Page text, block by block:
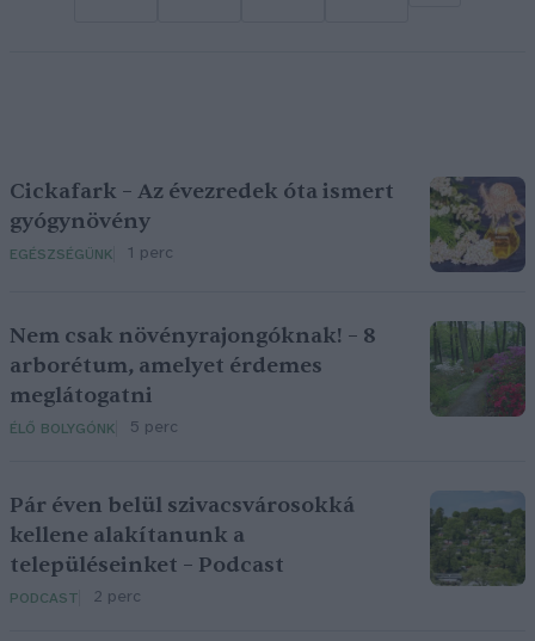
Cickafark – Az évezredek óta ismert
gyógynövény
EGÉSZSÉGÜNK 1 perc
Nem csak növényrajongóknak! – 8
arborétum, amelyet érdemes
meglátogatni
ÉLŐ BOLYGÓNK 5 perc
Pár éven belül szivacsvárosokká
kellene alakítanunk a
településeinket – Podcast
PODCAST 2 perc